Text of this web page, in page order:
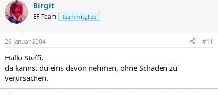
Birgit
EF-Team Teammitglied
26 Januar 2004 #11
Hallo Steffi,
da kannst du eins davon nehmen, ohne Schaden zu
verursachen.